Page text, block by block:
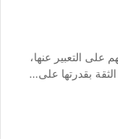
على التعبير عنها،
بقدرتها على…